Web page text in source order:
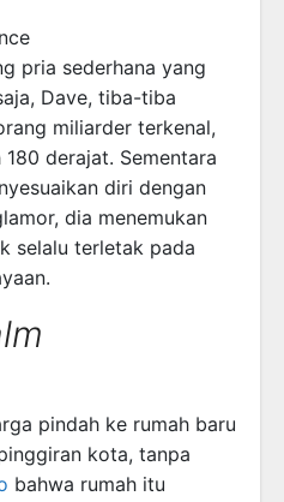
pria sederhana yang
Dave, tiba-tiba
miliarder terkenal,
derajat. Sementara
diri dengan
dia menemukan
selalu terletak pada
pindah ke rumah baru
kota, tanpa
bahwa rumah itu